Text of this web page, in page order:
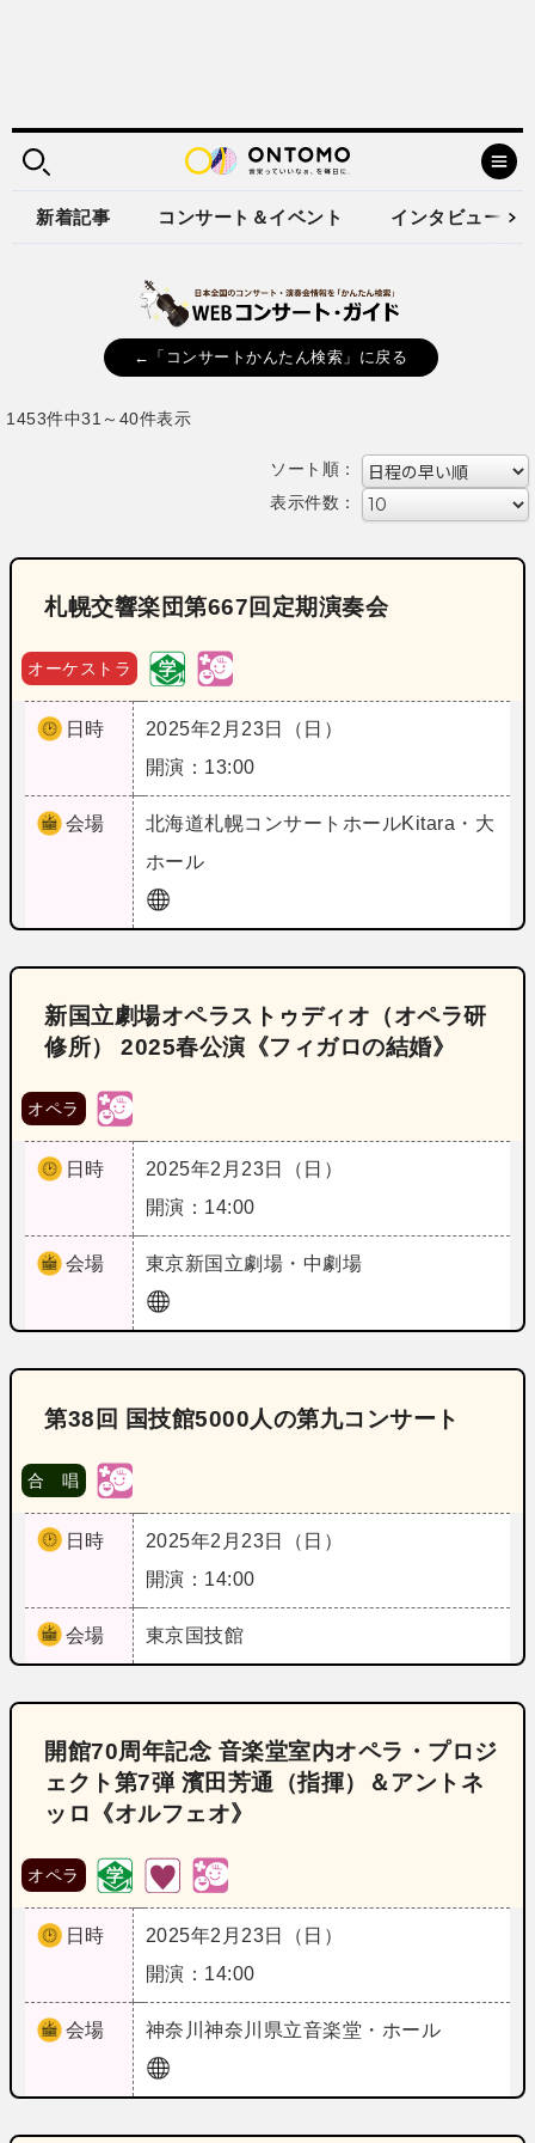
新着記事 コンサート＆イベント インタビュー
←「コンサートかんたん検索」に戻る
1453件中31～40件表示
ソート順：
表示件数：
札幌交響楽団第667回定期演奏会
オーケストラ
日時
2025年2月23日（日）
開演：13:00
会場 北海道札幌コンサートホールKitara・大
ホール
新国立劇場オペラストゥディオ（オペラ研
修所） 2025春公演《フィガロの結婚》
オペラ
日時
2025年2月23日（日）
開演：14:00
会場 東京新国立劇場・中劇場
第38回 国技館5000人の第九コンサート
合 唱
日時
2025年2月23日（日）
開演：14:00
会場 東京国技館
開館70周年記念 音楽堂室内オペラ・プロジ
ェクト第7弾 濱田芳通（指揮）＆アントネ
ッロ《オルフェオ》
オペラ
日時
2025年2月23日（日）
開演：14:00
会場 神奈川神奈川県立音楽堂・ホール